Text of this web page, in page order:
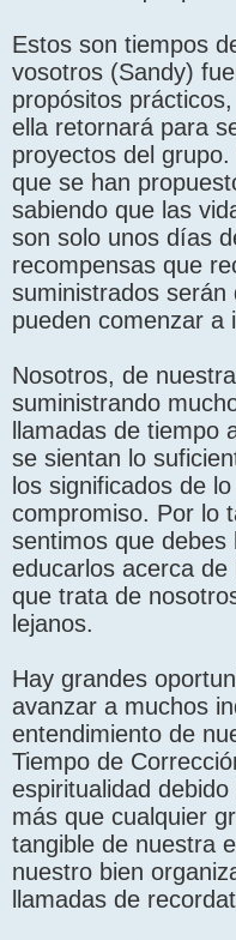
Estos son tiempos
vosotros (Sandy)
propósitos
ella retornará para
proyectos del
que se han
sabiendo que las
son solo unos días
recompensas que
suministrados
pueden comenzar a
Nosotros, de
suministrando
llamadas de tiempo
se sientan lo
los significados de
compromiso. Por lo
sentimos que
educarlos acerca
que trata de
lejanos.
Hay grandes
avanzar a muchos
entendimiento de
Tiempo de
espiritualidad
más que cualquier
tangible de nuestra
nuestro bien
llamadas de